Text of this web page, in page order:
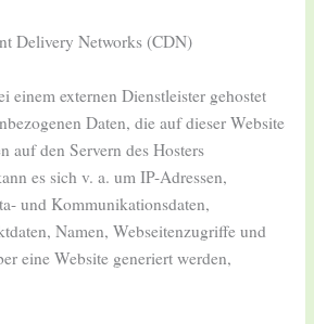
Delivery Networks (CDN)
einem externen Dienstleister gehostet
Daten, die auf dieser Website
auf den Servern des Hosters
es sich v. a. um IP-Adressen,
und Kommunikationsdaten,
Namen, Webseitenzugriffe und
eine Website generiert werden,